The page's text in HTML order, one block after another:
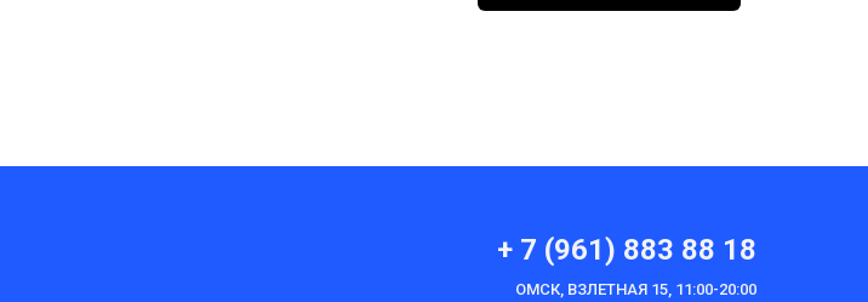
+ 7 (961) 883 88 18
ОМСК, ВЗЛЕТНАЯ 15, 11:00-20:00